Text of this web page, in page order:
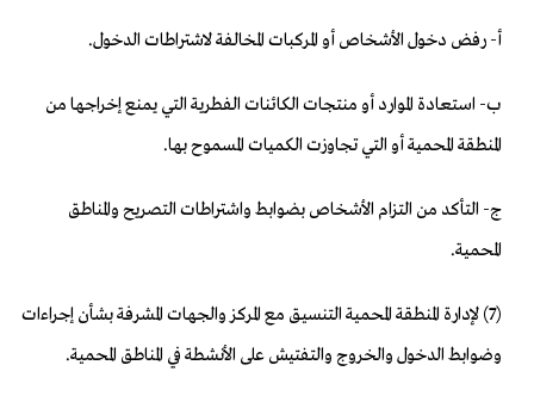
أ- رفض دخول الأشخاص أو المركبات المخالفة لاشتراطات الدخول.
ب- استعادة الموارد أو منتجات الكائنات الفطرية التي يمنع إخراجها من
المنطقة المحمية أو التي تجاوزت الكميات المسموح بها.
ج- التأكد من التزام الأشخاص بضوابط واشتراطات التصريح والمناطق
المحمية.
(7) لإدارة المنطقة المحمية التنسيق مع المركز والجهات المشرفة بشأن إجراءات
وضوابط الدخول والخروج والتفتيش على الأنشطة في المناطق المحمية.